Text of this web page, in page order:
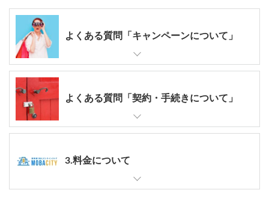
よくある質問「キャンペーンについて」
よくある質問「契約・手続きについて」
3.料金について